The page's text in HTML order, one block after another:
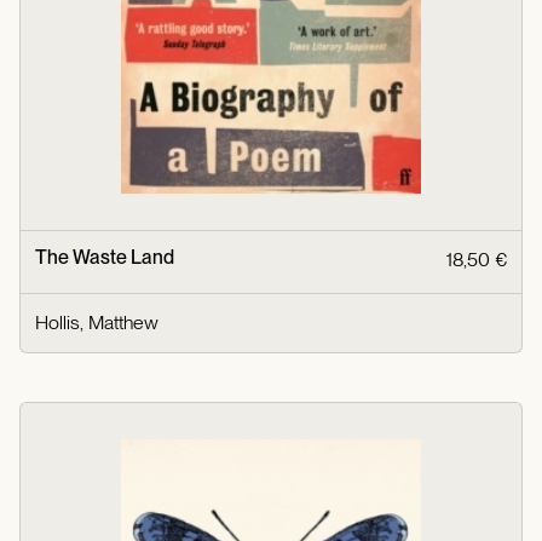
The Waste Land 18,50 €
Hollis, Matthew